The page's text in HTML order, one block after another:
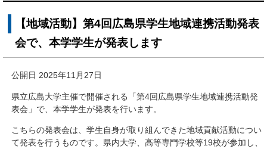
【地域活動】第4回広島県学生地域連携活動発表
会で、本学学生が発表します
公開日 2025年11月27日
県立広島大学主催で開催される「第4回広島県学生地域連携活動発
表会」で、本学学生が発表を行います。
こちらの発表会は、学生自身が取り組んできた地域貢献活動につい
て発表を行うものです。県内大学、高等専門学校等19校が参加し、